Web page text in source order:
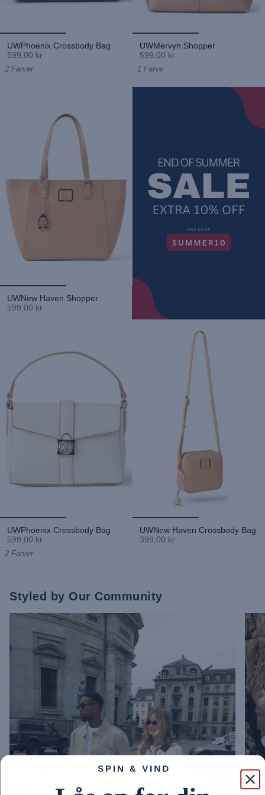
UWPhoenix Crossbody Bag
599,00 kr
2 Farver
UWMervyn Shopper
599,00 kr
1 Farve
UWNew Haven Shopper
599,00 kr
UWPhoenix Crossbody Bag
599,00 kr
2 Farver
UWNew Haven Crossbody Bag
399,00 kr
Styled by Our Community